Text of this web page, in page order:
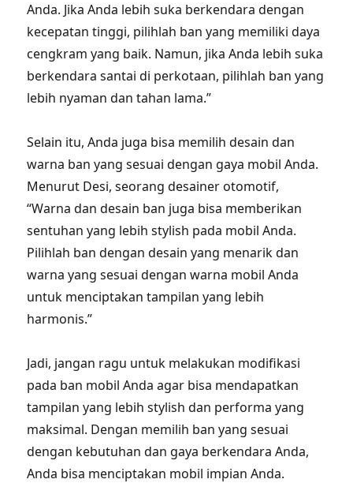
Anda. Jika Anda lebih suka berkendara dengan
kecepatan tinggi, pilihlah ban yang memiliki daya
cengkram yang baik. Namun, jika Anda lebih suka
berkendara santai di perkotaan, pilihlah ban yang
lebih nyaman dan tahan lama.”
Selain itu, Anda juga bisa memilih desain dan
warna ban yang sesuai dengan gaya mobil Anda.
Menurut Desi, seorang desainer otomotif,
“Warna dan desain ban juga bisa memberikan
sentuhan yang lebih stylish pada mobil Anda.
Pilihlah ban dengan desain yang menarik dan
warna yang sesuai dengan warna mobil Anda
untuk menciptakan tampilan yang lebih
harmonis.”
Jadi, jangan ragu untuk melakukan modifikasi
pada ban mobil Anda agar bisa mendapatkan
tampilan yang lebih stylish dan performa yang
maksimal. Dengan memilih ban yang sesuai
dengan kebutuhan dan gaya berkendara Anda,
Anda bisa menciptakan mobil impian Anda.